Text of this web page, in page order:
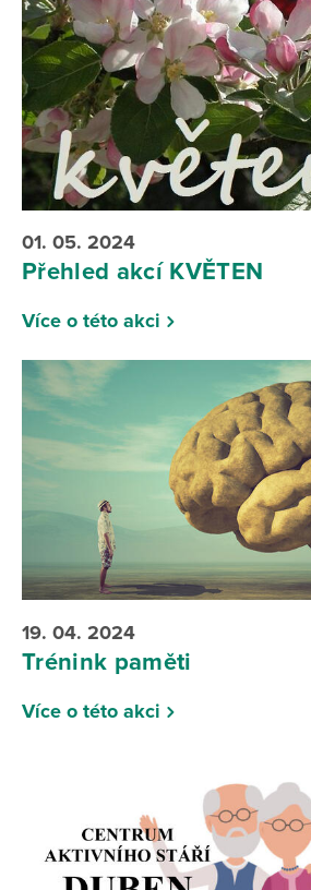
01. 05. 2024
Přehled akcí KVĚTEN
Více o této akci
19. 04. 2024
Trénink paměti
Více o této akci